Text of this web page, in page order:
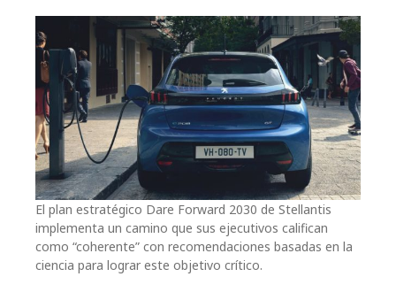
El plan estratégico Dare Forward 2030 de Stellantis
implementa un camino que sus ejecutivos califican
como “coherente” con recomendaciones basadas en la
ciencia para lograr este objetivo crítico.